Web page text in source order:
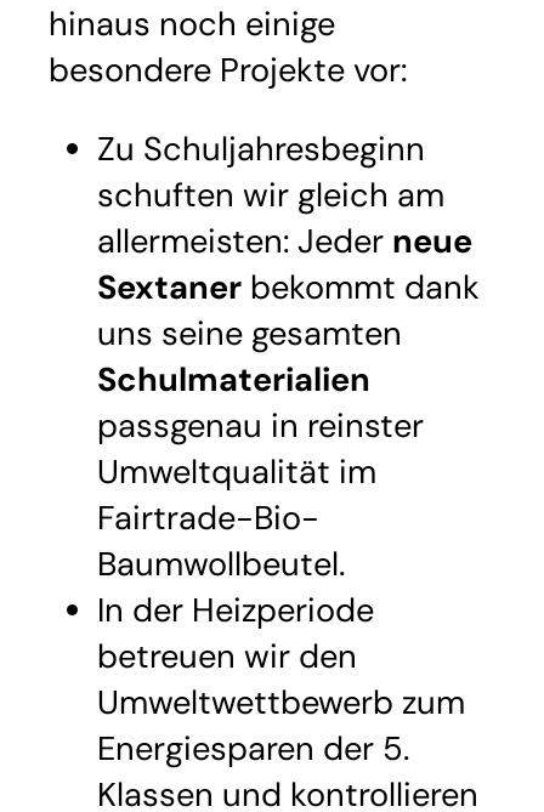
hinaus noch einige
besondere Projekte vor:
Zu Schuljahresbeginn
schuften wir gleich am
allermeisten: Jeder neue
Sextaner bekommt dank
uns seine gesamten
Schulmaterialien
passgenau in reinster
Umweltqualität im
Fairtrade-Bio-
Baumwollbeutel.
In der Heizperiode
betreuen wir den
Umweltwettbewerb zum
Energiesparen der 5.
Klassen und kontrollieren